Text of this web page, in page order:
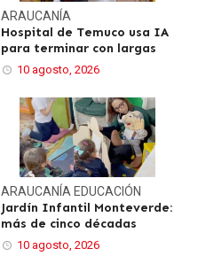
ARAUCANÍA
Hospital de Temuco usa IA
para terminar con largas
10 agosto, 2026
ARAUCANÍA EDUCACIÓN
Jardín Infantil Monteverde:
más de cinco décadas
10 agosto, 2026